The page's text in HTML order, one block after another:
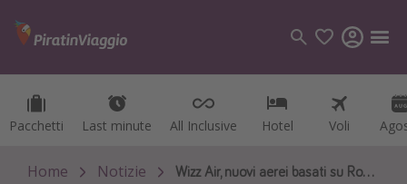
Pacchetti Last minute All Inclusive Hotel Voli
Pacchetti Last minute All Inclusive Hotel Voli
Categorie
VoliHome Notizie Wizz Air, nuovi aerei basati su Roma e Milano e 12 nuove tratte